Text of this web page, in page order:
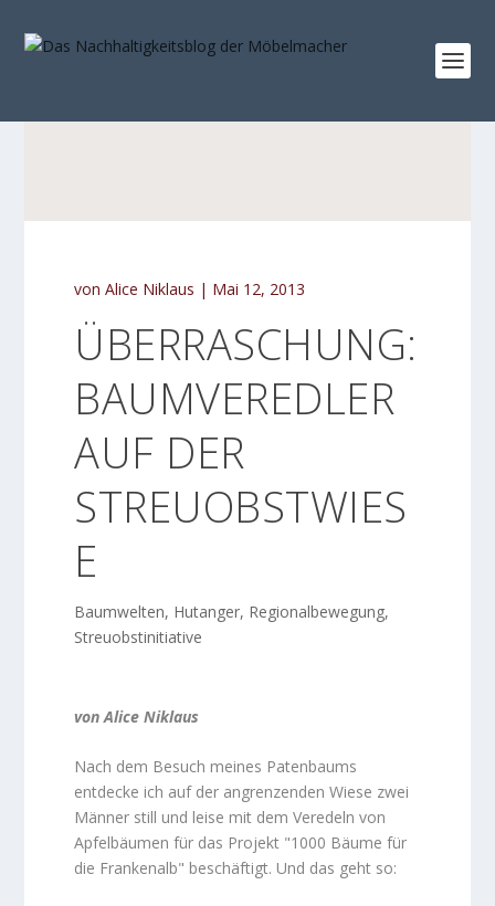
vonAlice Niklaus | Mai 12, 2013
ÜBERRASCHUNG:
BAUMVEREDLER
AUF DER
STREUOBSTWIES
E
Baumwelten, Hutanger, Regionalbewegung,
Streuobstinitiative
von Alice Niklaus
Nach dem Besuch meines Patenbaums
entdecke ich auf der angrenzenden Wiese zwei
Männer still und leise mit dem Veredeln von
Apfelbäumen für das Projekt "1000 Bäume für
die Frankenalb" beschäftigt. Und das geht so: